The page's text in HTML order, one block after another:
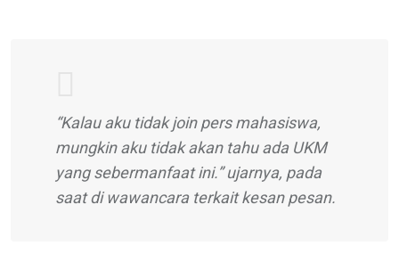
“Kalau aku tidak join pers mahasiswa,
mungkin aku tidak akan tahu ada UKM
yang sebermanfaat ini.” ujarnya, pada
saat di wawancara terkait kesan pesan.